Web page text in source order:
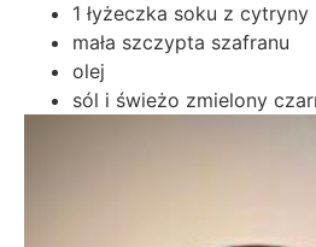
1 łyżeczka soku z cytryny
mała szczypta szafranu
olej
sól i świeżo zmielony